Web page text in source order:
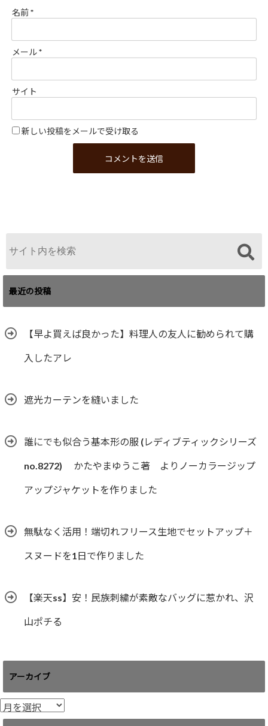
名前*
メール*
サイト
新しい投稿をメールで受け取る
最近の投稿
【早よ買えば良かった】料理人の友人に勧められて購
入したアレ
遮光カーテンを縫いました
誰にでも似合う基本形の服 (レディブティックシリーズ
no.8272) かたやまゆうこ著 よりノーカラージップ
アップジャケットを作りました
無駄なく活用！端切れフリース生地でセットアップ＋
スヌードを1日で作りました
【楽天ss】安！民族刺繍が素敵なバッグに惹かれ、沢
山ポチる
アーカイブ
ア
ー